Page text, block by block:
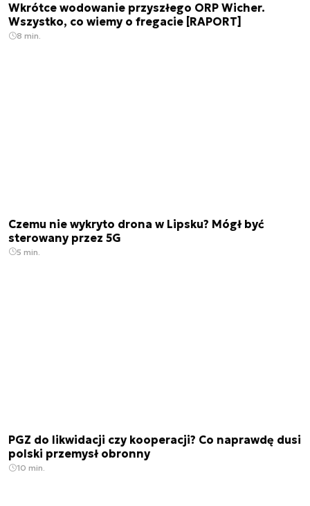
Wkrótce wodowanie przyszłego ORP Wicher.
Wszystko, co wiemy o fregacie [RAPORT]
8 min.
Czemu nie wykryto drona w Lipsku? Mógł być
sterowany przez 5G
5 min.
PGZ do likwidacji czy kooperacji? Co naprawdę dusi
polski przemysł obronny
10 min.